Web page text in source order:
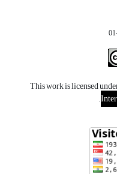
This work is licensed
.